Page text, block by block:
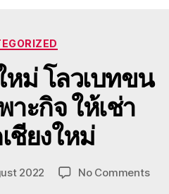
Categories
หม่ โลวเบทขน
าะกิจ ให้เช่า
ชียงใหม่
2022 No Commentson